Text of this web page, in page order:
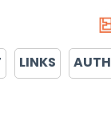
LINKS